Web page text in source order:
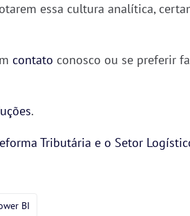
essa cultura analítica,
contato conosco ou se preferir
.
Tributária e o Setor
BI